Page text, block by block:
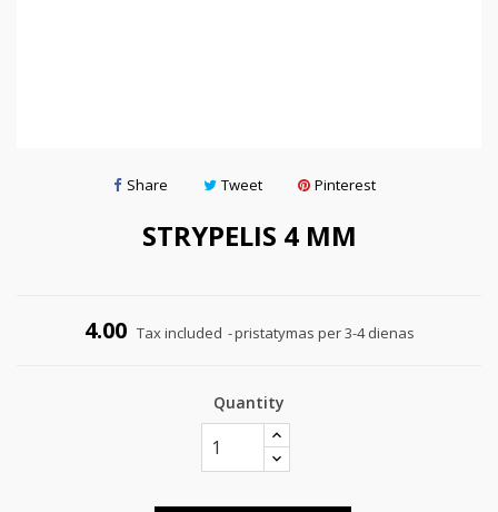
Share Tweet Pinterest
STRYPELIS 4 MM
4.00 Tax included pristatymas per 3-4 dienas
Quantity